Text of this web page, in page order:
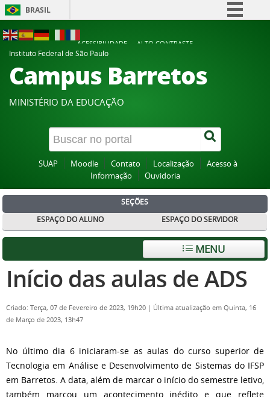
BRASIL
Participe
Acesso à informação
Canais
ACESSIBILIDADE
ALTO CONTRASTE
Instituto Federal de São Paulo
Campus Barretos
MINISTÉRIO DA EDUCAÇÃO
SUAP Moodle Contato Localização
Acesso à
Informação
Ouvidoria
SEÇÕES
ESPAÇO DO ALUNO
ESPAÇO DO SERVIDOR
MENU
Início das aulas de ADS
Criado: Terça, 07 de Fevereiro de 2023, 19h20 | Última atualização em Quinta, 16
de Março de 2023, 13h47
No último dia 6 iniciaram-se as aulas do curso superior de
Tecnologia em Análise e Desenvolvimento de Sistemas do IFSP
em Barretos. A data, além de marcar o início do semestre letivo,
também marcou um acontecimento inédito e que reflete